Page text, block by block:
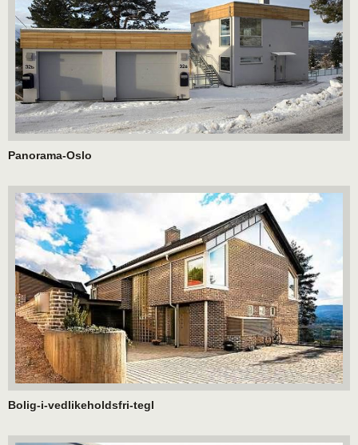
Panorama-Oslo
Bolig-i-vedlikeholdsfri-tegl